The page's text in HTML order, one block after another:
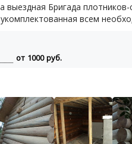
Бригада плотников-
всем
от 1000 руб.